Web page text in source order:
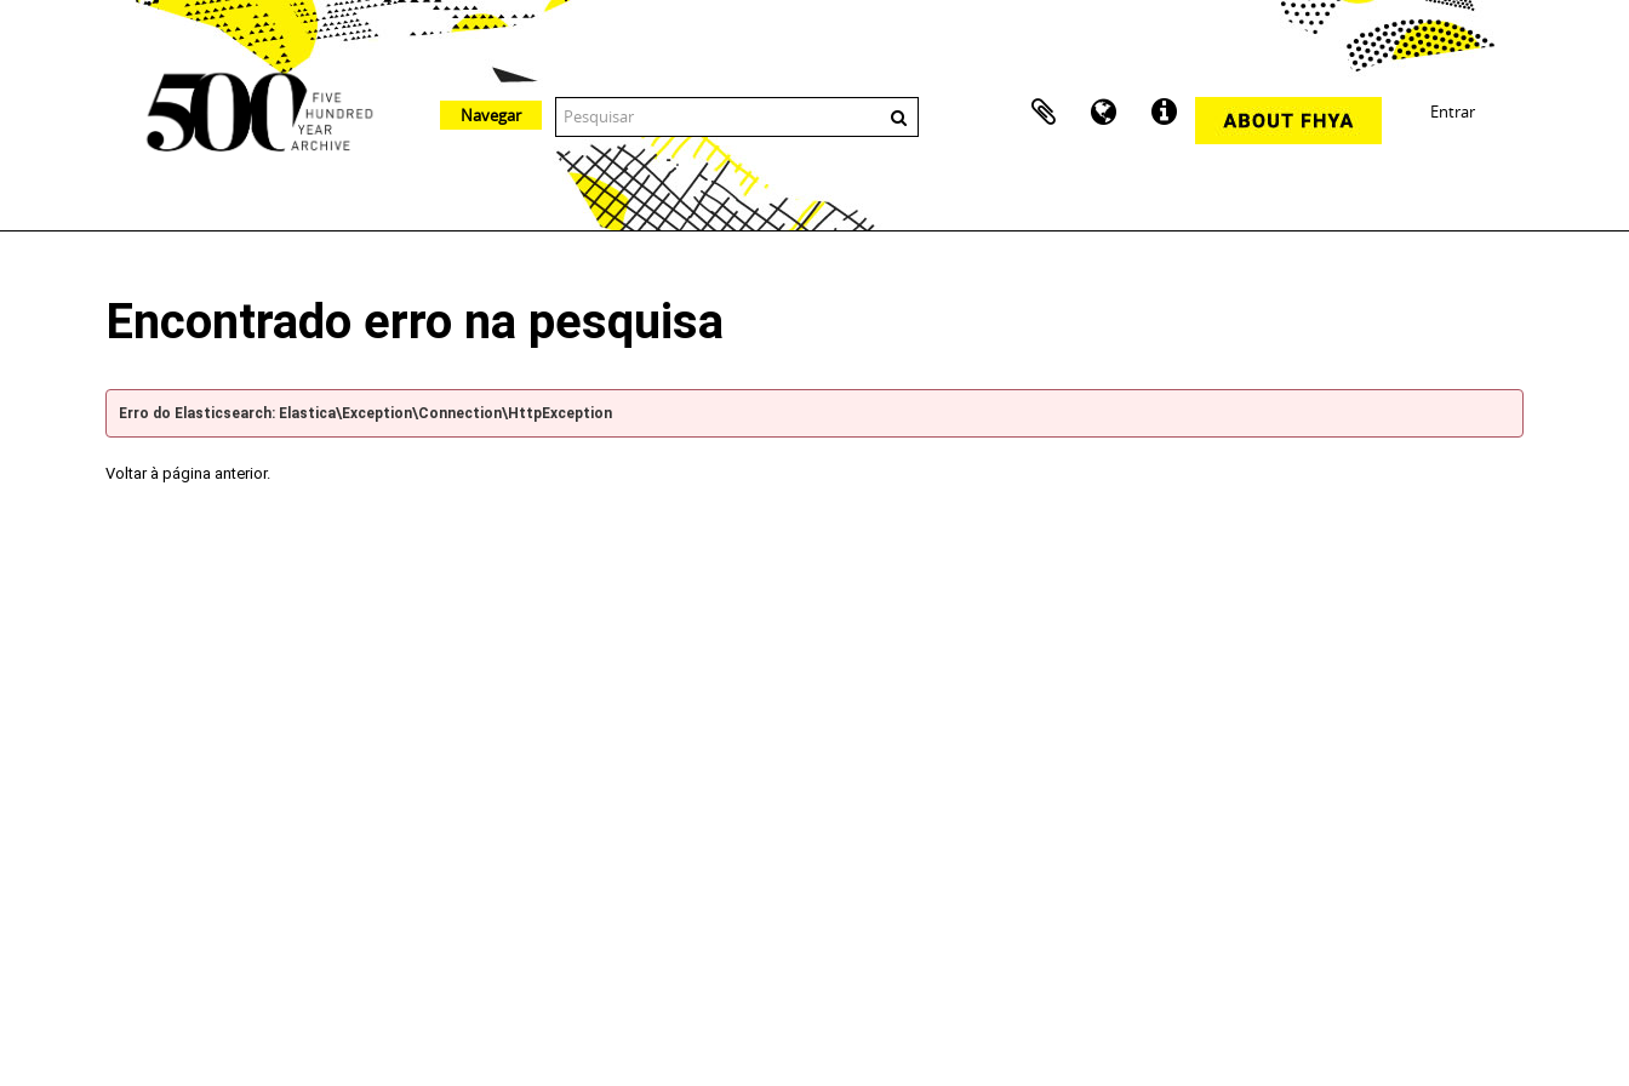
Entrar
Navegar
Encontrado erro na pesquisa
Erro do Elasticsearch: Elastica\Exception\Connection\HttpException
Voltar à página anterior.